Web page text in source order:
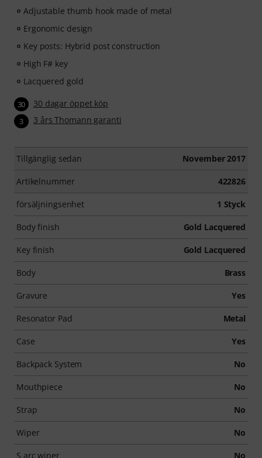
Adjustable thumb hook made of metal
Ergonomic design
Key posts: Hybrid post construction
High F# key
Lacquered gold
30 30 dagar öppet köp
3 3 års Thomann garanti
Tillgänglig sedan November 2017
Artikelnummer 422826
försäljningsenhet 1 Styck
Body finish Gold Lacquered
Key finish Gold Lacquered
Body Brass
Gravure Yes
Resonator Pad Metal
Case Yes
Backpack System No
Mouthpiece No
Strap No
Wiper No
S arc wiper No